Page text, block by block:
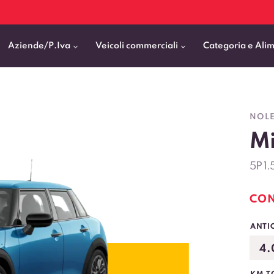
Aziende/P.Iva Veicoli commerciali
Pick Up
Allestiti
Persone
zero
TUTTI
Categoria e
Fiat
Audi
Mercedes-Benz
Kia
VEDI TUTTI
Fiat Professional
Mercedes Benz Vans
Renault Professional
5P